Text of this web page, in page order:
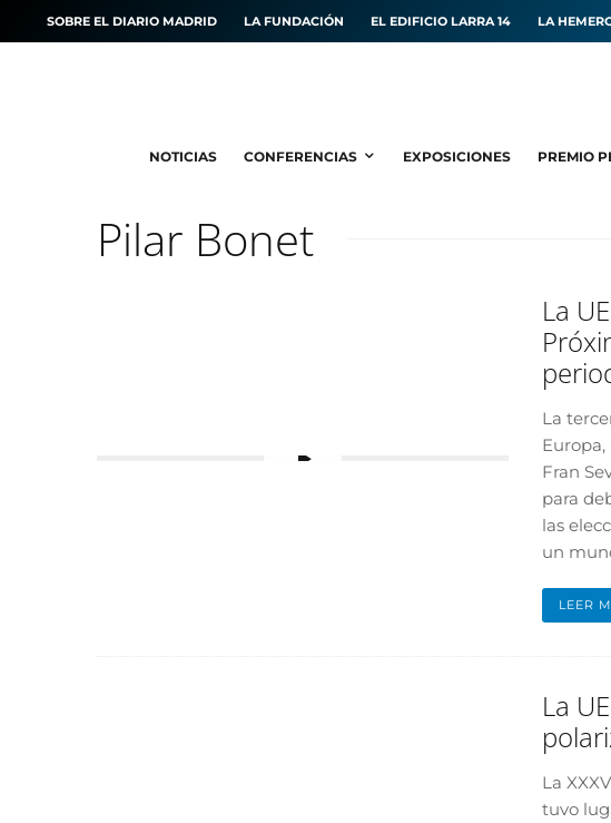
SOBRE EL DIARIO MADRID LA FUNDACIÓN EL EDIFICIO LARRA 14 LA
NOTICIAS CONFERENCIAS EXPOSICIONES PREMIO
Pilar Bonet
La
La
Fran
para
las
un
LEER
La
La
tuvo